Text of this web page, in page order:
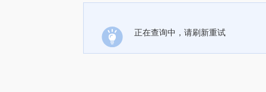
正在查询中，请刷新重试